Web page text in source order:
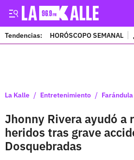
Tendencias: HORÓSCOPO SEMANAL
La Kalle / Entretenimiento / Farándula
Jhonny Rivera ayudó a
heridos tras grave
Dosquebradas